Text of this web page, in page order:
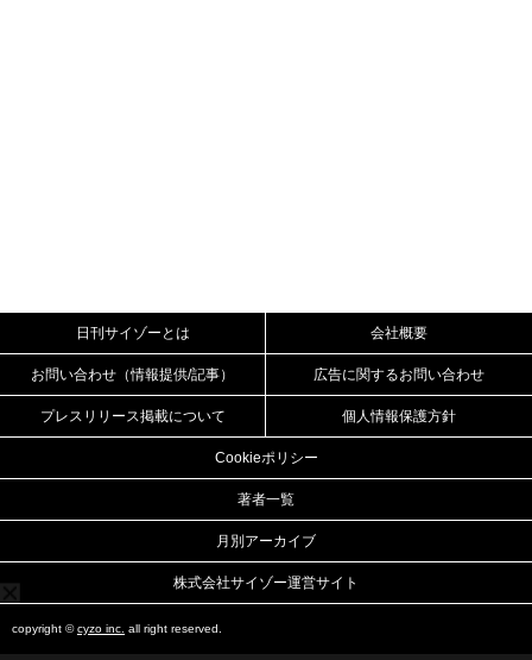
日刊サイゾーとは 会社概要
お問い合わせ（情報提供/記事） 広告に関するお問い合わせ
プレスリリース掲載について 個人情報保護方針
Cookieポリシー
著者一覧
月別アーカイブ
株式会社サイゾー運営サイト
copyright ©cyzo inc. all right reserved.